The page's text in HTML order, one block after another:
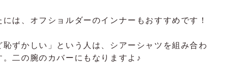
は、オフショルダーのインナーもおすすめです！
恥ずかしい」という人は、シアーシャツを組み合わ
二の腕のカバーにもなりますよ♪